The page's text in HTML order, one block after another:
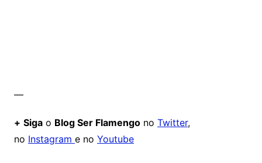
—
+ Sigao Blog Ser Flamengono Twitter,
no Instagram e no Youtube